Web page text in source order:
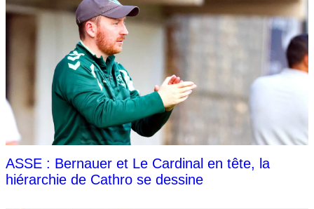
ASSE : Bernauer et Le Cardinal en tête, la
hiérarchie de Cathro se dessine